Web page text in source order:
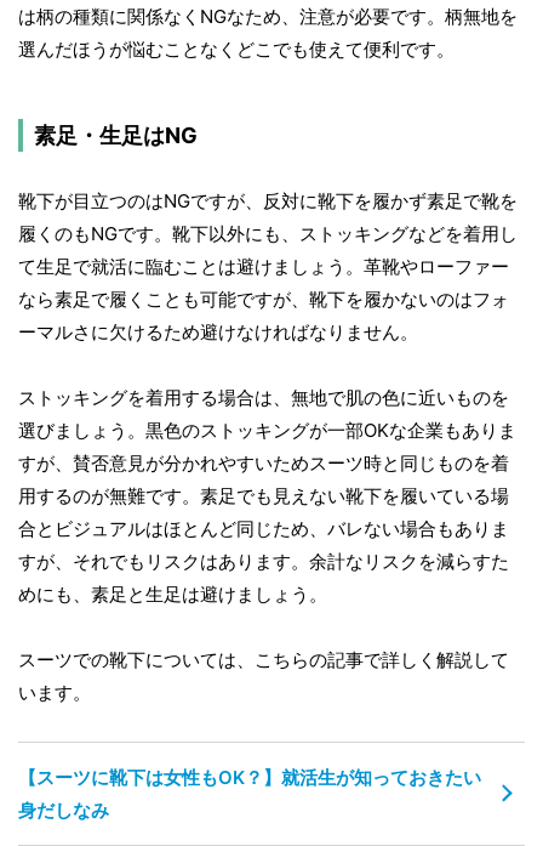
は柄の種類に関係なくNGなため、注意が必要です。柄無地を
選んだほうが悩むことなくどこでも使えて便利です。
素足・生足はNG
靴下が目立つのはNGですが、反対に靴下を履かず素足で靴を
履くのもNGです。靴下以外にも、ストッキングなどを着用し
て生足で就活に臨むことは避けましょう。革靴やローファー
なら素足で履くことも可能ですが、靴下を履かないのはフォ
ーマルさに欠けるため避けなければなりません。
ストッキングを着用する場合は、無地で肌の色に近いものを
選びましょう。黒色のストッキングが一部OKな企業もありま
すが、賛否意見が分かれやすいためスーツ時と同じものを着
用するのが無難です。素足でも見えない靴下を履いている場
合とビジュアルはほとんど同じため、バレない場合もありま
すが、それでもリスクはあります。余計なリスクを減らすた
めにも、素足と生足は避けましょう。
スーツでの靴下については、こちらの記事で詳しく解説して
います。
【スーツに靴下は女性もOK？】就活生が知っておきたい
身だしなみ